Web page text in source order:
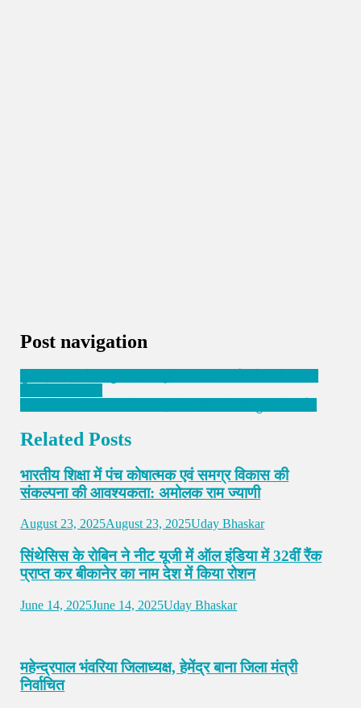
Post navigation
पुष्करणा सावा में विष्णु रूप धारी दूल्हे की टूटती मर्यादा के पीछे आखिर
Related Posts
भारतीय शिक्षा में पंच कोषात्मक एवं समग्र विकास की
संकल्पना की आवश्यकता: अमोलक राम ज्याणी
August 23, 2025August 23, 2025Uday Bhaskar
सिंथेसिस के रोबिन ने नीट यूजी में ऑल इंडिया में 32वीं रैंक
प्राप्त कर बीकानेर का नाम देश में किया रोशन
June 14, 2025June 14, 2025Uday Bhaskar
महेन्द्रपाल भंवरिया जिलाध्यक्ष, हेमेंद्र बाना जिला मंत्री
निर्वाचित